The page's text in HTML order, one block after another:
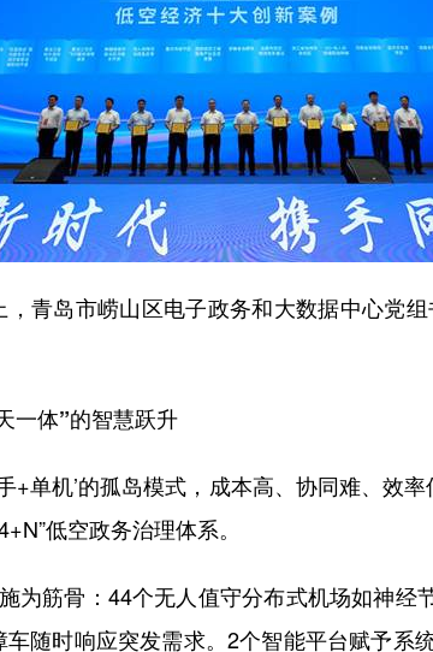
，青岛市崂山区电子政务和大数据中心党
一体”的智慧跃升
+单机’的孤岛模式，成本高、协同难、效率
低空政务治理体系。
为筋骨： 44个无人值守分布式机场如神经
随时响应突发需求。 2个智能平台赋予系